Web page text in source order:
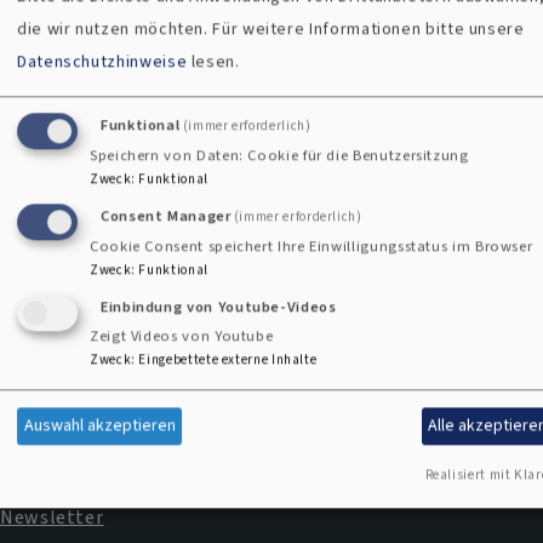
Schulreferate
Kontaktformular
Fußbereichsmenü
Impressum
Kontakt
Newsletter
die wir nutzen möchten.Für weitere Informationen bitte unsere
Datenschutzhinweise lesen.
Funktional (immer erforderlich)
Speichern von Daten: Cookie für die Benutzersitzung
Zweck: Funktional
Consent Manager (immer erforderlich)
Cookie Consent speichert Ihre Einwilligungsstatus im Browser
Zweck: Funktional
Einbindung von Youtube-Videos
Zeigt Videos von Youtube
Zweck: Eingebettete externe Inhalte
Auswahl akzeptieren Alle
Realisiert mit